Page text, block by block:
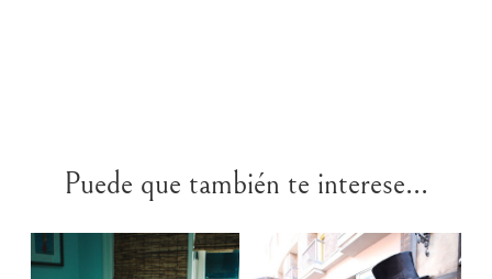
Puede que también te interese...